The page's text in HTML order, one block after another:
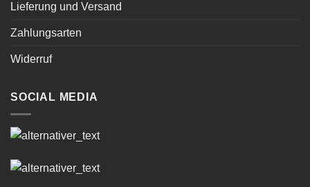
Lieferung und Versand
Zahlungsarten
Widerruf
SOCIAL MEDIA